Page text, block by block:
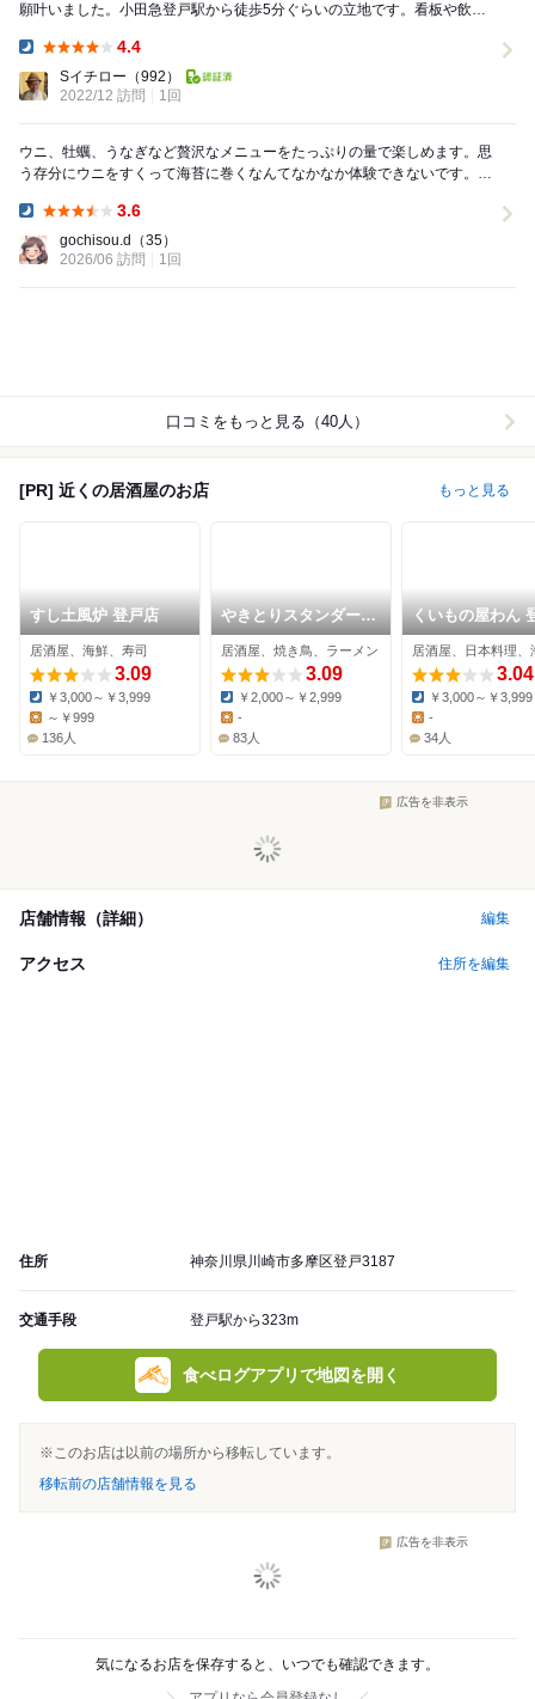
願叶いました。小田急登戸駅から徒歩5分ぐらいの立地です。看板や飲食
4.4
Sイチロー （992）
2022/12 訪問
1回
ウニ、牡蠣、うなぎなど贅沢なメニューをたっぷりの量で楽しめます。思
う存分にウニをすくって海苔に巻くなんてなかなか体験できないです。日
3.6
gochisou.d
（35）
2026/06 訪問
1回
口コミをもっと見る（40人）
[PR] 近くの居酒屋のお店 もっと見る
すし土風炉 登戸店
居酒屋、海鮮、寿司
3.09
Dinner:
￥3,000～￥3,999
～￥999
136人
やきとりスタンダード
稲田堤店
居酒屋、焼き鳥、ラーメン
3.09
Dinner:
￥2,000～￥2,999
Lunch:
-
83人
くいもの屋わん
店
居酒屋、日本料理、
3.04
Dinner:
￥3,000～￥3,999
Lunch:
-
34人
広告を非表示
店舗情報（詳細） 編集
アクセス 住所を編集
住所 神奈川県川崎市多摩区登戸3187
交通手段 登戸駅から323m
食べログアプリで地図を開く
※このお店は以前の場所から移転しています。
移転前の店舗情報を見る
広告を非表示
気になるお店を保存すると、いつでも確認できます。